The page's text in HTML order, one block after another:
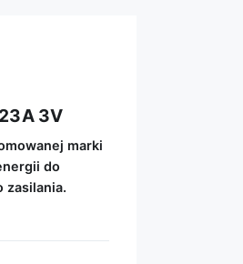
3V
marki
do
zasilania.